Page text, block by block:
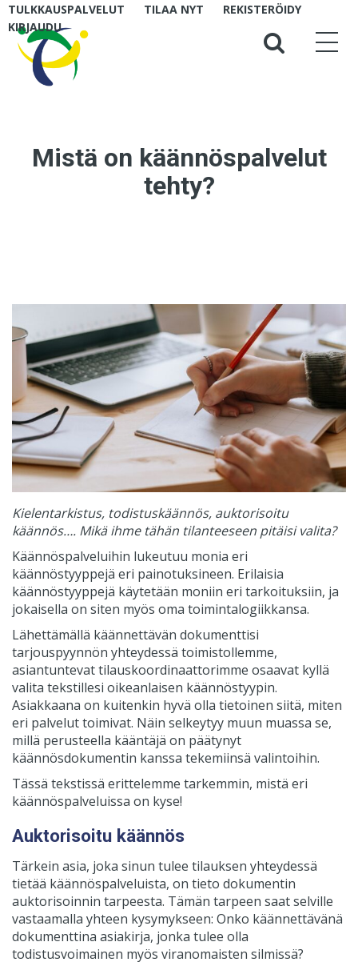
TULKKAUSPALVELUT TILAA NYT
REKISTERÖIDY
KIRJAUDU
Mistä on käännöspalvelut
tehty?
Kielentarkistus, todistuskäännös, auktorisoitu
käännös…. Mikä ihme tähän tilanteeseen pitäisi valita?
Käännöspalveluihin lukeutuu monia eri
käännöstyyppejä eri painotuksineen. Erilaisia
käännöstyyppejä käytetään moniin eri tarkoituksiin, ja
jokaisella on siten myös oma toimintalogiikkansa.
Lähettämällä käännettävän dokumenttisi
tarjouspyynnön yhteydessä toimistollemme,
asiantuntevat tilauskoordinaattorimme osaavat kyllä
valita tekstillesi oikeanlaisen käännöstyypin.
Asiakkaana on kuitenkin hyvä olla tietoinen siitä, miten
eri palvelut toimivat. Näin selkeytyy muun muassa se,
millä perusteella kääntäjä on päätynyt
käännösdokumentin kanssa tekemiinsä valintoihin.
Tässä tekstissä erittelemme tarkemmin, mistä eri
käännöspalveluissa on kyse!
Auktorisoitu käännös
Tärkein asia, joka sinun tulee tilauksen yhteydessä
tietää käännöspalveluista, on tieto dokumentin
auktorisoinnin tarpeesta. Tämän tarpeen saat selville
vastaamalla yhteen kysymykseen: Onko käännettävänä
dokumenttina asiakirja, jonka tulee olla
todistusvoimainen myös viranomaisten silmissä?